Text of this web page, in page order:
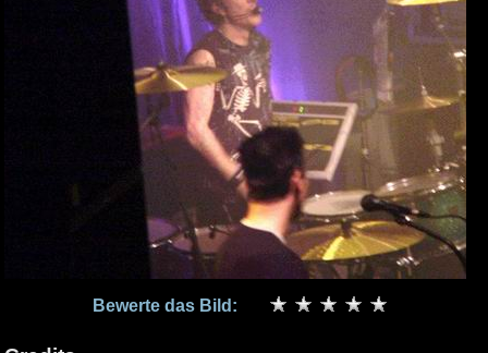
Bewerte das Bild: